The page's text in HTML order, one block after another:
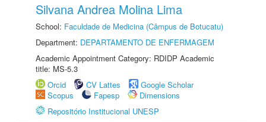
Silvana Andrea Molina Lima
School: Faculdade de Medicina (Câmpus de Botucatu)
Department: DEPARTAMENTO DE ENFERMAGEM
Academic Appointment Category: RDIDP Academic
title: MS-5.3
Orcid
CV Lattes
Google Scholar
Scopus
Fapesp
Dimensions
Repositório Institucional UNESP